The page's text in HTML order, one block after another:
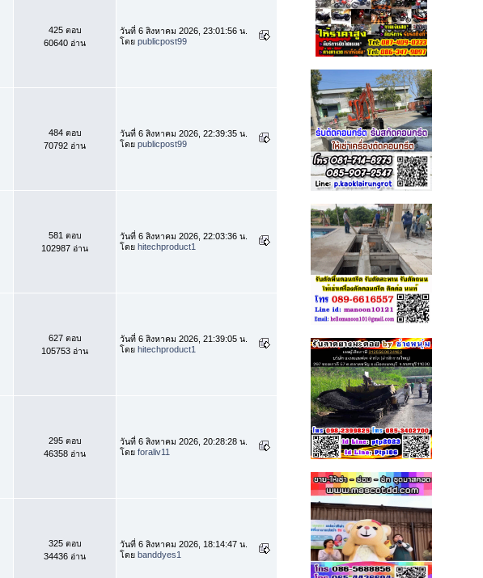
425 ตอบ
60640 อ่าน
วันที่ 6 สิงหาคม 2026, 23:01:56 น.
โดย publicpost99
484 ตอบ
70792 อ่าน
วันที่ 6 สิงหาคม 2026, 22:39:35 น.
โดย publicpost99
581 ตอบ
102987 อ่าน
วันที่ 6 สิงหาคม 2026, 22:03:36 น.
โดย hitechproduct1
627 ตอบ
105753 อ่าน
วันที่ 6 สิงหาคม 2026, 21:39:05 น.
โดย hitechproduct1
295 ตอบ
46358 อ่าน
วันที่ 6 สิงหาคม 2026, 20:28:28 น.
โดย foraliv11
325 ตอบ
34436 อ่าน
วันที่ 6 สิงหาคม 2026, 18:14:47 น.
โดย banddyes1